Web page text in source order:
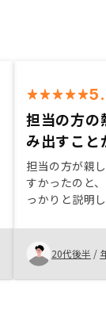
担当の方の
み出すこと
担当の方が親
すかったのと
っかりと説明
不安な要素が
り担当の方の
20代後半 /